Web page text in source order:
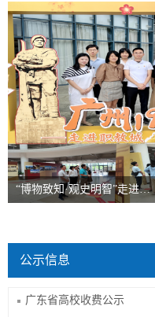
“博物致知·观史明智”走进…
公示信息
广东省高校收费公示